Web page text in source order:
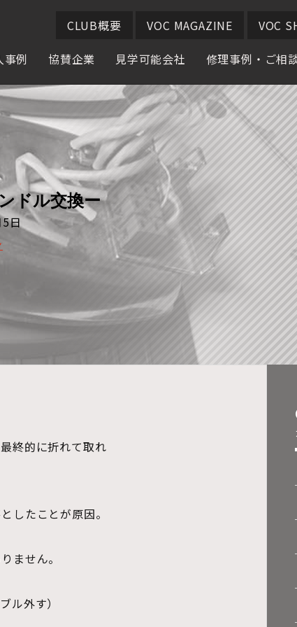
CLUB概要 VOC MAGAZINE VOC
事例
協賛企業
協賛企業様一覧
協賛企業様募集のご案内
見学可能会社
修理事例・ご相
修理相談
修理事例
ドル交換ー
日
終的に折れて取れ
したことが原因。
ません。
ル外す）